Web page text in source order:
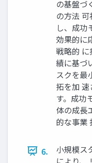
の基盤づ
の方法
し、成功
効果的に
戦略的 に
績に基づ
スクを最
拓を加
す。成功
体の成長
的な事業
6.
小規模ス